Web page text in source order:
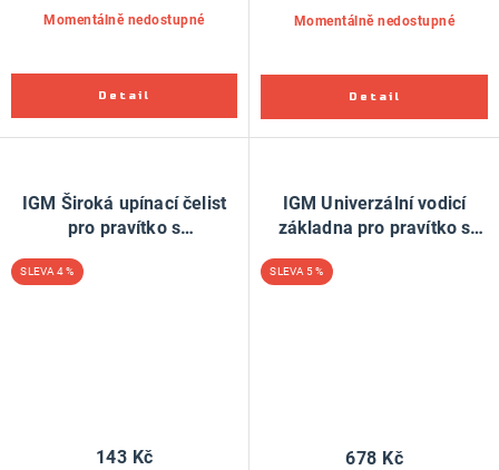
Momentálně nedostupné Momentálně nedostupné
IGM Široká upínací čelist
pro pravítko s
4 %
143 Kč
IGM Univerzální vodicí
základna pro pravítko s
5 %
678 Kč